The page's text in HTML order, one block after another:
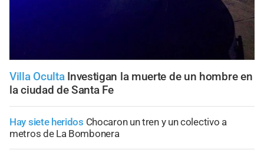
Villa Oculta Investigan la muerte de un hombre en
la ciudad de Santa Fe
Hay siete heridos Chocaron un tren y un colectivo a
metros de La Bombonera